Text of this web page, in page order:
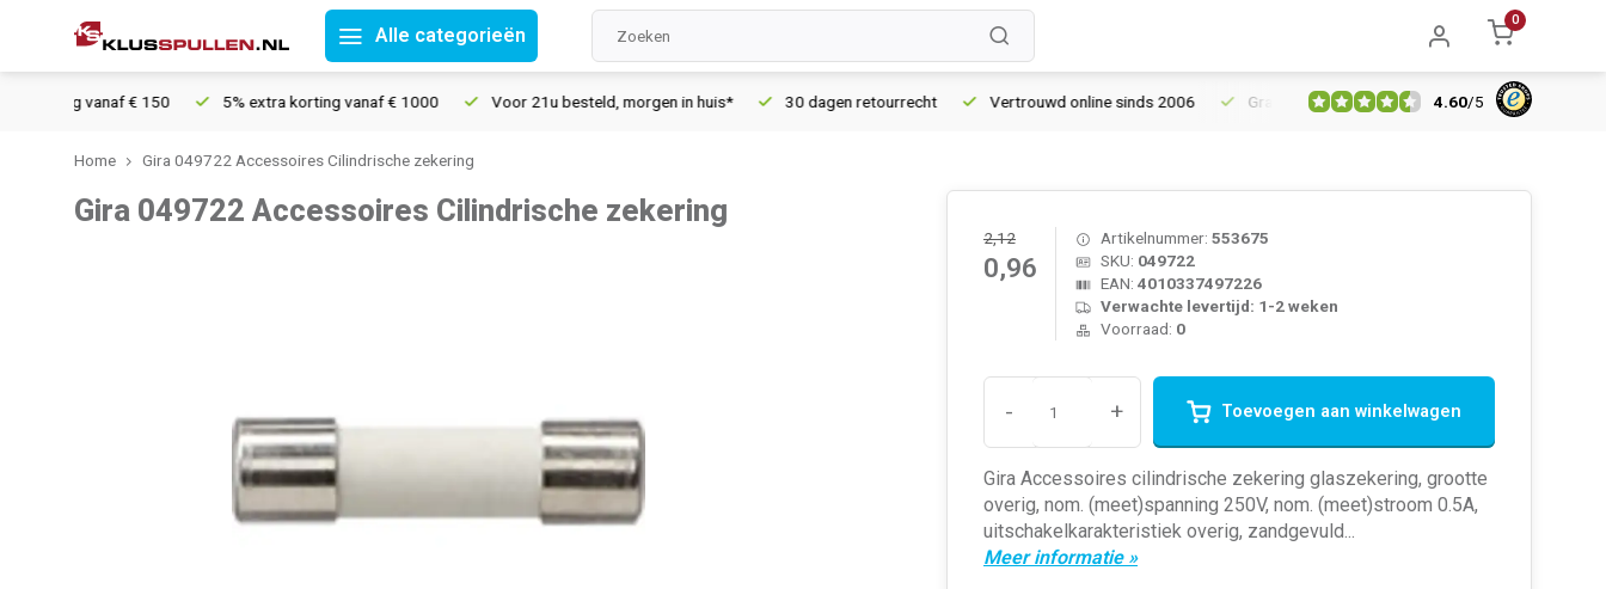
Alle categorieën
0
vanaf € 150 5% extra korting vanaf € 1000 Voor 21u besteld, morgen in huis* 30 dagen retourrecht Vertrouwd online sinds 2006 Gratis verzending vanaf € 150 5% extra
4.60/5
Home Gira 049722 Accessoires Cilindrische zekering
Gira 049722 Accessoires Cilindrische zekering
2,12
0,96
Artikelnummer: 553675
SKU: 049722
EAN: 4010337497226
Verwachte levertijd: 1-2 weken
Voorraad: 0
- + Toevoegen aan winkelwagen
Gira Accessoires cilindrische zekering glaszekering, grootte
overig, nom. (meet)spanning 250V, nom. (meet)stroom 0.5A,
uitschakelkarakteristiek overig, zandgevuld...
Meer informatie »